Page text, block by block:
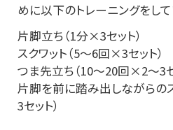
めに以下のトレーニングをして
片脚立ち（1分×3セット）
スクワット（5～6回×3セット）
つま先立ち（10～20回×2～3セ
片脚を前に踏み出しながらの
3セット）